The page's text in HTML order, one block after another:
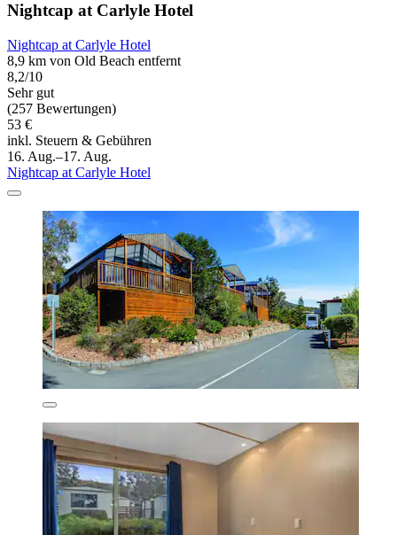
Nightcap at Carlyle Hotel
Nightcap at Carlyle Hotel
8,9 km von Old Beach entfernt
8,2/10
Sehr gut
(257 Bewertungen)
53 €
inkl. Steuern & Gebühren
16. Aug.–17. Aug.
Nightcap at Carlyle Hotel